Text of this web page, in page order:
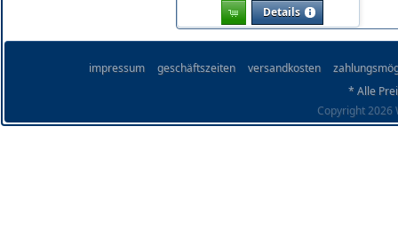
Details
impressum geschäftszeiten versandkosten
* Alle
Copyright 2026